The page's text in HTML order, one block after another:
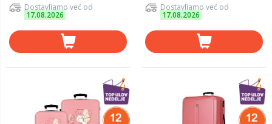
Dostavljamo već od
17.08.2026
Dostavljamo već od
17.08.2026